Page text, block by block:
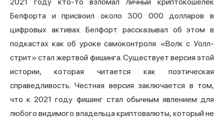
Белфорта и присвоил около 300 000 долларов в
цифровых активах. Белфорт рассказывал об этом в
подкастах как об уроке самоконтроля. «Волк с Уолл-
стрит» стал жертвой фишинга. Существует версия этой
истории, которая читается как поэтическая
справедливость. Честная версия заключается в том,
что к 2021 году фишинг стал обычным явлением для
любого видимого владельца криптовалюты, который не